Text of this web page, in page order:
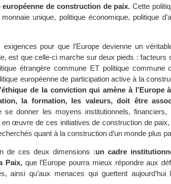
européenne de construction de paix. Cette
unique, politique économique, politique
exigences pour que l’Europe devienne un
est que celle-ci marche sur deux pieds : facteurs
étrangère commune ET politique commune
européenne de participation active à la
de la conviction qui amène à l’Europe
la formation, les valeurs, doit être
se donner les moyens institutionnels, financiers,
œuvre de ces initiatives de construction de
quant à la construction d’un monde plus
de ces deux dimensions :un cadre
Paix,que l’Europe pourra mieux répondre aux
ainsi qu’aux menaces qui guettent aujourd’hui